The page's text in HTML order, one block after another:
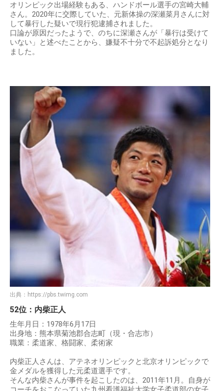
オリンピック出場経験もある、ハンドボール選手の宮崎大輔
さん。2020年に交際していた、元新体操の深瀬菜月さんに対
して暴行した疑いで現行犯逮捕されました。
口論が原因だったようで、のちに深瀬さんが「暴行は受けて
いない」と述べたことから、嫌疑不十分で不起訴処分となり
ました。
出典： https://pbs.twimg.com
52位：内柴正人
生年月日：1978年6月17日
出身地：熊本県菊池郡合志町（現・合志市）
職業：柔道家、格闘家、柔術家
内柴正人さんは、アテネオリンピックと北京オリンピックで
金メダルを獲得した元柔道選手です。
そんな内柴さんが事件を起こしたのは、2011年11月。自身が